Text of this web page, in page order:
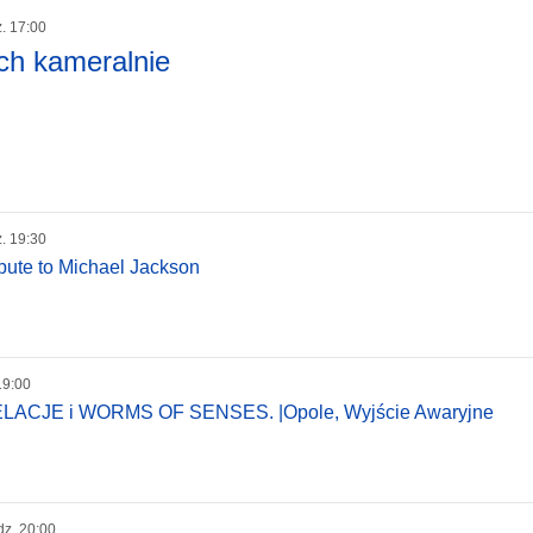
17:00
kameralnie
19:30
to Michael Jackson
i WORMS OF SENSES. |Opole, Wyjście Awaryjne
20:00